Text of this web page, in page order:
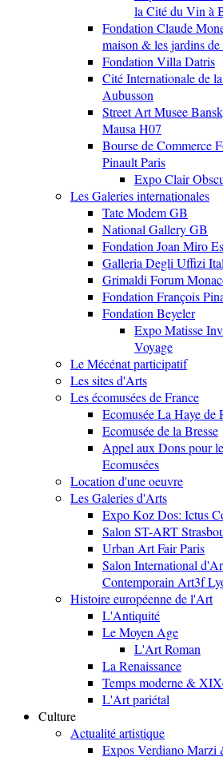
la Cité du Vin à
Fondation Claude
maison & les jardins
Fondation Villa Datris
Cité Internationale de
Aubusson
Street Art Musee
Mausa H07
Bourse de Commerce
Pinault Paris
Expo Clair
Les Galeries internationales
Tate Modem GB
National Gallery GB
Fondation Joan Miro
Galleria Degli Uffizi
Grimaldi Forum
Fondation François
Fondation Beyeler
Expo Matisse
Voyage
Le Mécénat participatif
Les sites d'Arts
Les écomusées de France
Ecomusée La Haye de
Ecomusée de la Bresse
Appel aux Dons pour
Ecomusées
Location d'une oeuvre
Les Galeries d'Arts
Expo Koz Dos: Ictus
Salon ST-ART
Urban Art Fair Paris
Salon International
Contemporain Art3f
Histoire européenne de l'Art
L'Antiquité
Le Moyen Age
L'Art Roman
La Renaissance
Temps moderne &
L'Art pariétal
Culture
Actualité artistique
Expos Verdiano Marzi